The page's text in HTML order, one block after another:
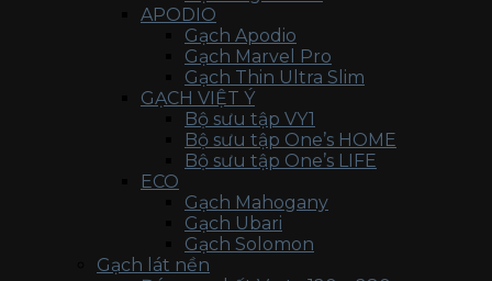
APODIO
Gạch Apodio
Gạch Marvel Pro
Gạch Thin Ultra Slim
GẠCH VIỆT Ý
Bộ sưu tập VY1
Bộ sưu tập One’s HOME
Bộ sưu tập One’s LIFE
ECO
Gạch Mahogany
Gạch Ubari
Gạch Solomon
Gạch lát nền